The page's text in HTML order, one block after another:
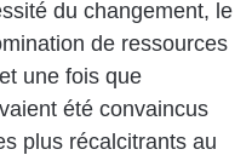
du changement, le
de ressources
une fois que
été convaincus
plus récalcitrants au